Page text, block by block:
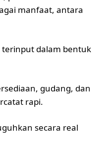
manfaat, antara
terinput dalam bentuk
gudang, dan
rapi.
secara real